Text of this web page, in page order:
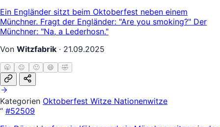
Ein Engländer sitzt beim Oktoberfest neben einem
Münchner. Fragt der Engländer: "Are you smoking?" Der
Münchner: "Na, a Lederhosn."
Von Witzfabrik · 21.09.2025
🥱 😐 🙂 😄 🤣
Kategorien Oktoberfest Witze Nationenwitze
“ #52509